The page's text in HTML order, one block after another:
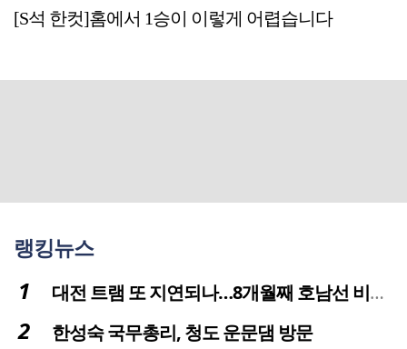
[S석 한컷]홈에서 1승이 이렇게 어렵습니다
랭킹뉴스
대전 트램 또 지연되나…8개월째 호남선 비개착공사 시공사 선정 난항
한성숙 국무총리, 청도 운문댐 방문